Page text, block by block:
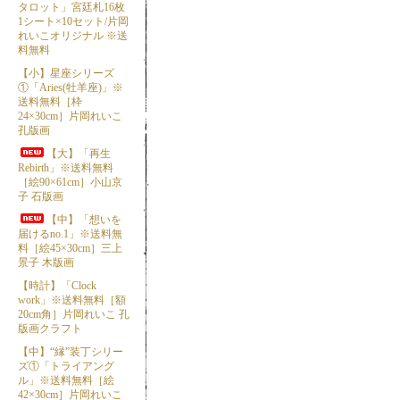
タロット」宮廷札16枚
1シート×10セット/片岡
れいこオリジナル ※送
料無料
【小】星座シリーズ
①「Aries(牡羊座)」※
送料無料［枠
24×30cm］片岡れいこ
孔版画
【大】「再生
Rebirth」※送料無料
［絵90×61cm］小山京
子 石版画
【中】「想いを
届けるno.1」※送料無
料［絵45×30cm］三上
景子 木版画
【時計】「Clock
work」※送料無料［額
20cm角］片岡れいこ 孔
版画クラフト
【中】“縁”装丁シリー
ズ①「トライアング
ル」※送料無料［絵
42×30cm］片岡れいこ